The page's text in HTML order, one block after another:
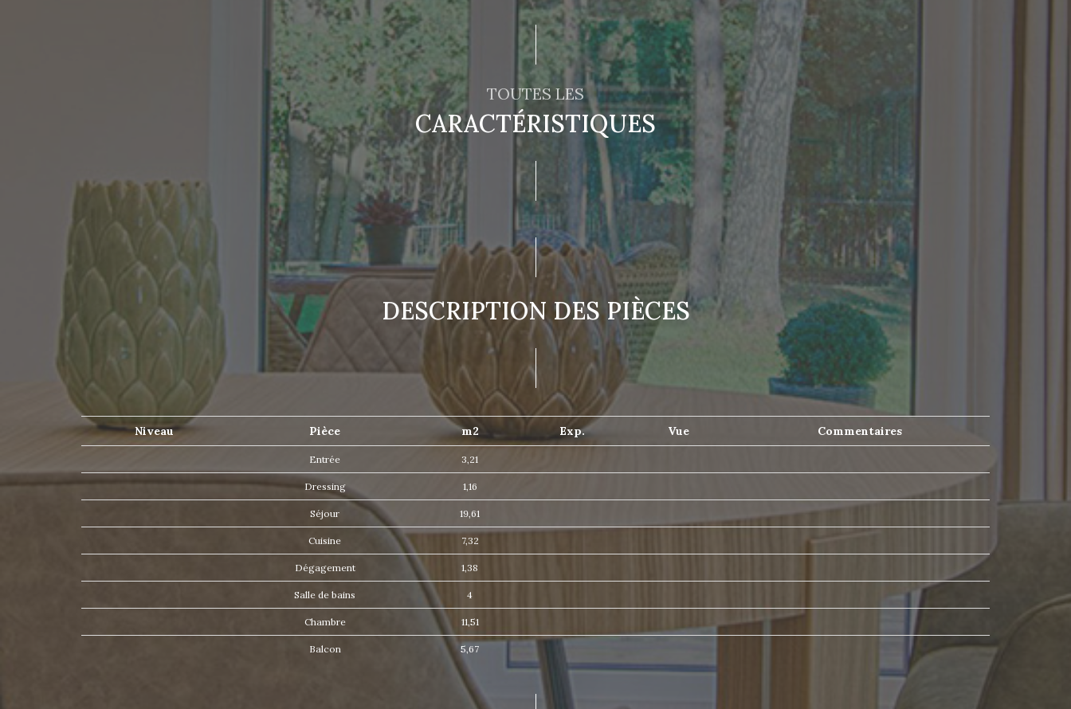
TOUTES LES
CARACTÉRISTIQUES
DESCRIPTION DES PIÈCES
Niveau Pièce m2 Exp. Vue Commentaires
Entrée 3,21
Dressing 1,16
Séjour 19,61
Cuisine 7,32
Dégagement 1,38
Salle de bains 4
Chambre 11,51
Balcon 5,67